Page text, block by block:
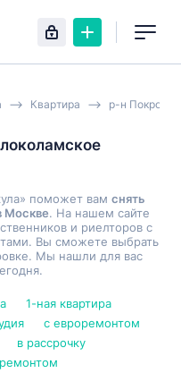
Квартира р-н
поможет вам снять
Москве. На нашем сайте
и риелторов с
Вы сможете выбрать
Мы нашли для вас
1-ная квартира
с евроремонтом
в рассрочку